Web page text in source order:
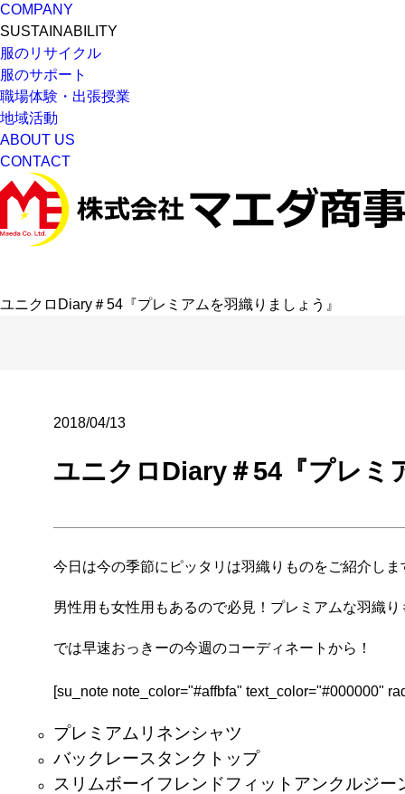
COMPANY
SUSTAINABILITY
服のリサイクル
服のサポート
職場体験・出張授業
地域活動
ABOUT US
CONTACT
ユニクロDiary＃54『プレミアムを羽織りましょう』
2018/04/13
ユニクロDiary＃54『プレミ
今日は今の季節にピッタリは羽織りものをご紹介しま
男性用も女性用もあるので必見！プレミアムな羽織
では早速おっきーの今週のコーディネートから！
[su_note note_color="#affbfa" text_color="#000000"
プレミアムリネンシャツ
バックレースタンクトップ
スリムボーイフレンドフィットアンクルジー